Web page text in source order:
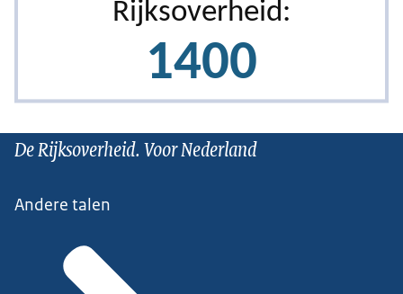
De Rijksoverheid. Voor Nederland
Andere talen